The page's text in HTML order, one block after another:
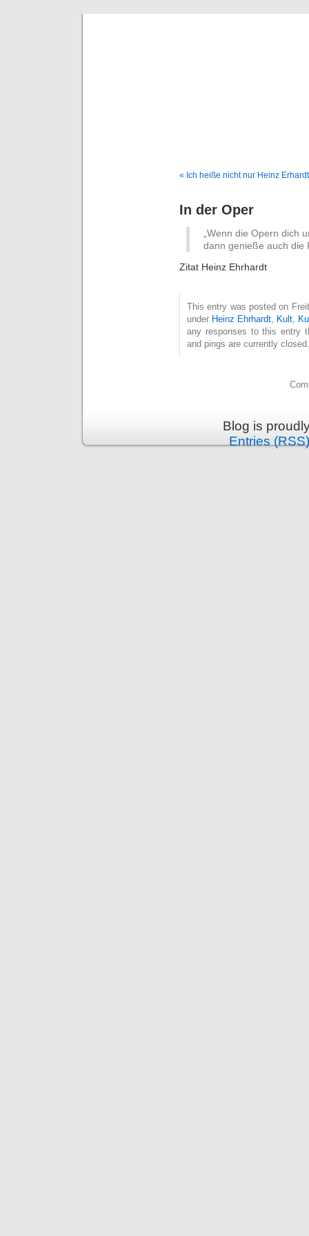
« Ich heiße nicht nur Heinz
In der Oper
„Wenn die Opern dich
dann genieße auch die
Zitat Heinz Ehrhardt
This entry was posted on
under Heinz Ehrhardt Kult
any responses to this entry
and pings are currently closed.
Blog is
Entries (RSS)